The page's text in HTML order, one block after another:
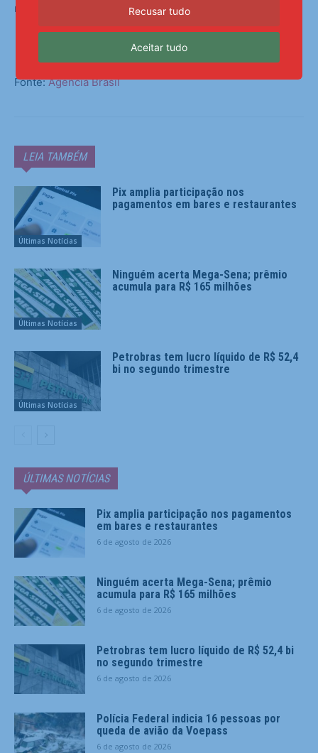
recursos federais destinados à segurança pública.
Fonte:Agência Brasil
LEIA TAMBÉM
Últimas Notícias
Pix amplia participação nos
pagamentos em bares e restaurantes
Últimas Notícias
Ninguém acerta Mega-Sena; prêmio
acumula para R$ 165 milhões
Últimas Notícias
Petrobras tem lucro líquido de R$ 52,4
bi no segundo trimestre
ÚLTIMAS NOTÍCIAS
Pix amplia participação nos pagamentos
em bares e restaurantes
6 de agosto de 2026
Ninguém acerta Mega-Sena; prêmio
acumula para R$ 165 milhões
6 de agosto de 2026
Petrobras tem lucro líquido de R$ 52,4 bi
no segundo trimestre
6 de agosto de 2026
Polícia Federal indicia 16 pessoas por
queda de avião da Voepass
6 de agosto de 2026
Recusar tudo
Aceitar tudo